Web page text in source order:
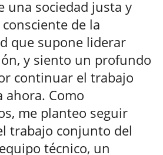
una sociedad justa y
de la
que supone liderar
y siento un profundo
continuar el trabajo
ahora. Como
me planteo seguir
trabajo conjunto del
técnico, un